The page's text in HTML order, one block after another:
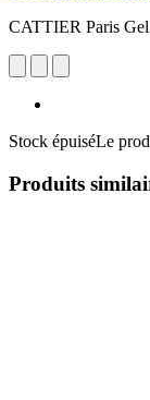
CATTIER Paris
Stock épuiséLe
Produits